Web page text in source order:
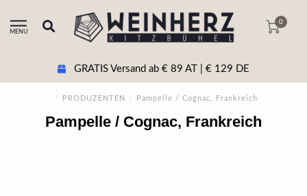
MENU
0
GRATIS Versand ab € 89 AT | € 129 DE
/ PRODUZENTEN / Pampelle / Cognac, Frankreich
Pampelle / Cognac, Frankreich